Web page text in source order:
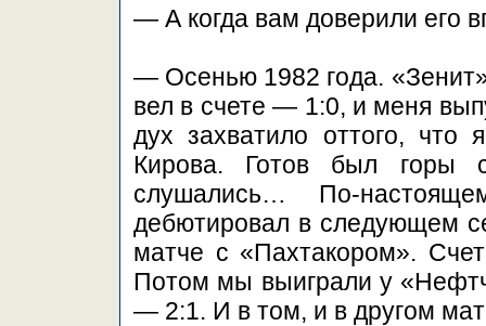
— А когда вам доверили его
— Осенью 1982 года.
вел в счете — 1:0, и меня
дух захватило оттого, что
Кирова. Готов был горы
слушались… По-
дебютировал в следующем
матче с «Пахтакором».
Потом мы выиграли у
— 2:1. И в том, и в другом